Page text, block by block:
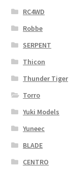
RC4WD
Robbe
SERPENT
Thicon
Thunder Tiger
Torro
Yuki Models
Yuneec
BLADE
CENTRO